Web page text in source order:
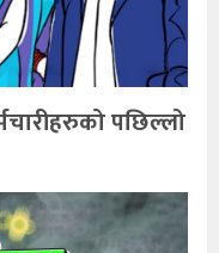
पछिल्लो